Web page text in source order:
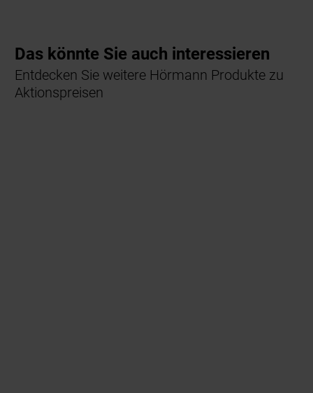
Das könnte Sie auch interessieren
Entdecken Sie weitere Hörmann Produkte zu
Aktionspreisen